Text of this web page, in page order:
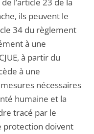
ils peuvent le
34 du règlement
à une
à partir du
à une
nécessaires
humaine et la
tracé par le
protection doivent